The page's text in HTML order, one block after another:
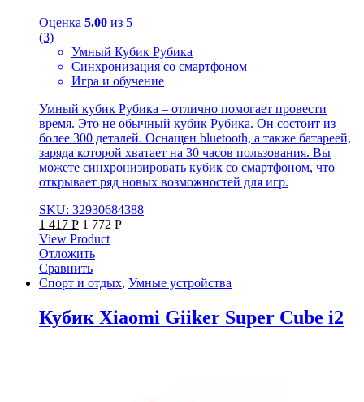
Оценка 5.00 из 5
(3)
Умный Кубик Рубика
Синхронизация со смартфоном
Игра и обучение
Умный кубик Рубика – отлично помогает провести
время. Это не обычный кубик Рубика. Он состоит из
более 300 деталей. Оснащен bluetooth, а также батареей,
заряда которой хватает на 30 часов пользования. Вы
можете синхронизировать кубик со смартфоном, что
открывает ряд новых возможностей для игр.
SKU: 32930684388
1 417 Р 1 772Р
View Product
Отложить
Сравнить
Спорт и отдых, Умные устройства
Кубик Xiaomi Giiker Super Cube i2